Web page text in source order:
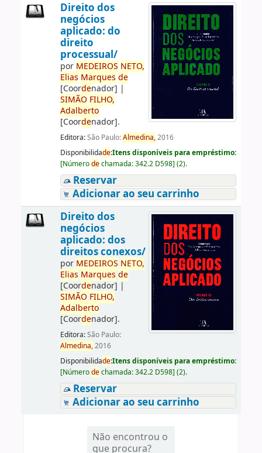
Direito dos
negócios
aplicado: do
direito
processual/
por MEDEIROS NETO,
Elias Marques de
[Coordenador] |
SIMÃO FILHO,
Adalberto
[Coordenador].
Editora:São Paulo:Almedina,2016
Disponibilidade:Itens disponíveis para empréstimo:
[Númerodechamada:342.2 D598] (2).
Reservar
Adicionar ao seu carrinho
Direito dos
negócios
aplicado: dos
direitos conexos/
por MEDEIROS NETO,
Elias Marques de
[Coordenador] |
SIMÃO FILHO,
Adalberto
[Coordenador].
Editora:São Paulo:
Almedina,2016
Disponibilidade:Itens disponíveis para empréstimo:
[Númerodechamada:342.2 D598] (2).
Reservar
Adicionar ao seu carrinho
Não encontrou o
que procura?